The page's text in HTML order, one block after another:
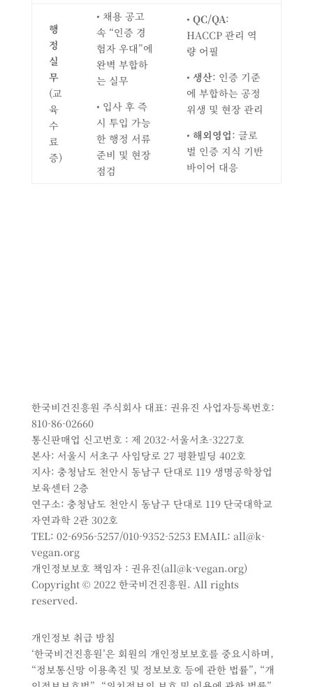
행
정
실
무
(교
육
수
료
증)
• 채용 공고
속 “인증 경
험자 우대”에
완벽 부합하
는 실무
• 입사 후 즉
시 투입 가능
한 행정 서류
준비 및 현장
점검
• QC/QA:
HACCP 관리 역
량 어필
• 생산: 인증 기준
에 부합하는 공정
위생 및 현장 관리
• 해외영업: 글로
벌 인증 지식 기반
바이어 대응
한국비건진흥원 주식회사 대표: 권유진 사업자등록번호:
810-86-02660
통신판매업 신고번호 : 제 2032-서울서초-3227호
본사: 서울시 서초구 사임당로 27 평환빌딩 402호
지사: 충청남도 천안시 동남구 단대로 119 생명공학창업
보육센터 2층
연구소: 충청남도 천안시 동남구 단대로 119 단국대학교
자연과학 2관 302호
TEL: 02-6956-5257/010-9352-5253 EMAIL: all@k-
vegan.org
개인정보보호 책임자 : 권유진(all@k-vegan.org)
Copyright © 2022 한국비건진흥원. All rights
reserved.
개인정보 취급 방침
‘한국비건진흥원’은 회원의 개인정보보호를 중요시하며,
“정보통신망 이용촉진 및 정보보호 등에 관한 법률”, “개